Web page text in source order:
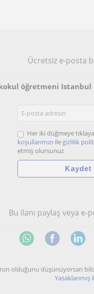
Ücretsiz e-posta
öğretmeni Istanbul
Her iki düğmeye
koşullarımızı ile gizlilik
etmiş olursunuz
Bu ilanı paylaş veya e-
olduğunu düşünüyorsan
Yasaklanmış